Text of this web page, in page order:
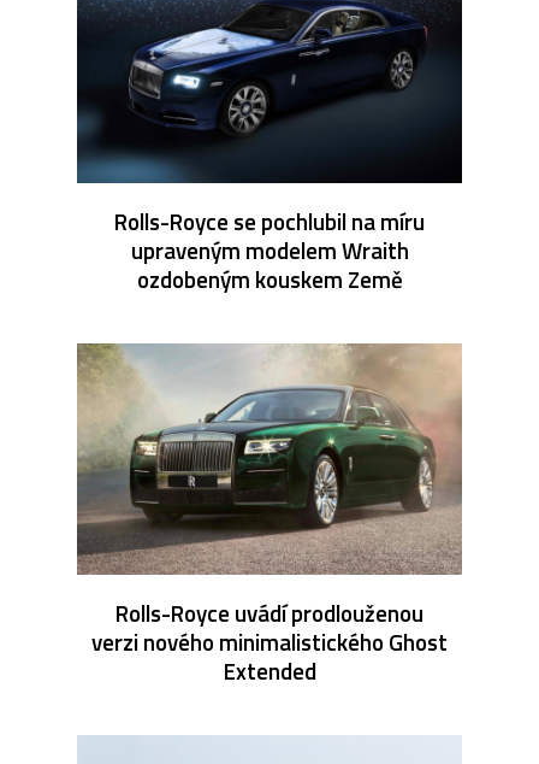
Rolls-Royce se pochlubil na míru
upraveným modelem Wraith
ozdobeným kouskem Země
Rolls-Royce uvádí prodlouženou
verzi nového minimalistického Ghost
Extended